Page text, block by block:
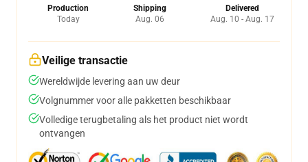
Production
Today
Shipping
Aug. 06
Delivered
Aug. 10 - Aug. 17
Veilige transactie
Wereldwijde levering aan uw deur
Volgnummer voor alle pakketten beschikbaar
Volledige terugbetaling als het product niet wordt
ontvangen